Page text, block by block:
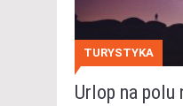
TURYSTYKA
Urlop na polu